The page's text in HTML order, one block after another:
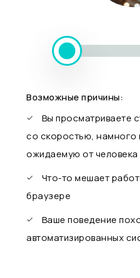
Возможные причины:
Вы просматриваете
со скоростью,
ожидаемую от человека
Что-то мешает
браузере
Ваше поведение
автоматизированных